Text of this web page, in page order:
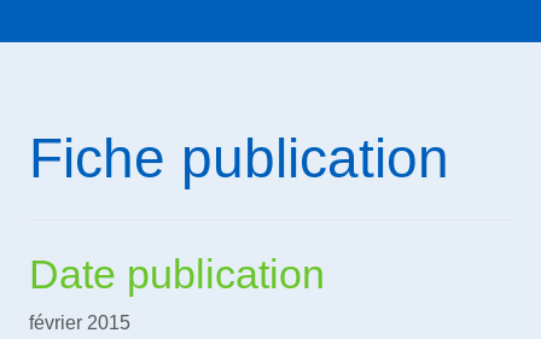
Fiche publication
Date publication
février 2015